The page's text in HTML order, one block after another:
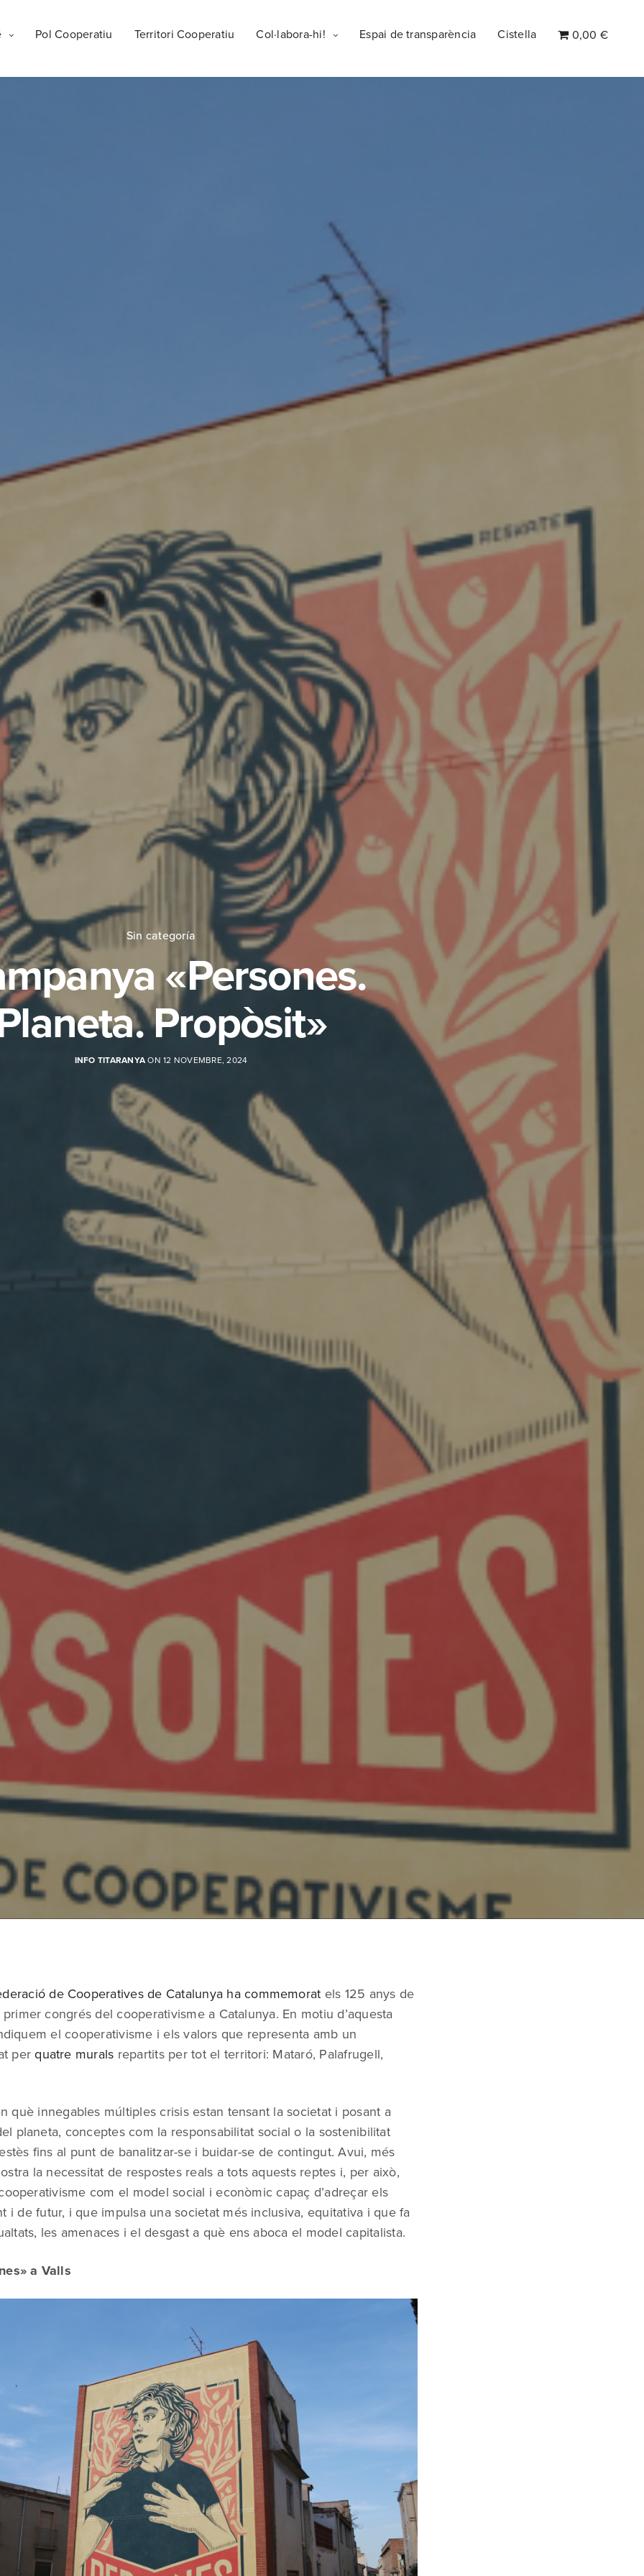
Pol Cooperatiu Territori Cooperatiu Col·labora-hi! Espai de transparència Cistella 0,00 €
Sin categoría
«Persones.
Propòsit»
INFO TITARANYA ON 12 NOVEMBRE, 2024
de Cooperatives de Catalunya ha commemorat els 125 anys de
congrés del cooperativisme a Catalunya. En motiu d’aquesta
el cooperativisme i els valors que representa amb un
perquatre murals repartits per tot el territori: Mataró, Palafrugell,
què innegables múltiples crisis estan tensant la societat i posant a
planeta, conceptes com la responsabilitat social o la sostenibilitat
fins al punt de banalitzar-se i buidar-se de contingut. Avui, més
la necessitat de respostes reals a tots aquests reptes i, per això,
com el model social i econòmic capaç d’adreçar els
i de futur, i que impulsa una societat més inclusiva, equitativa i que fa
les amenaces i el desgast a què ens aboca el model capitalista.
a Valls